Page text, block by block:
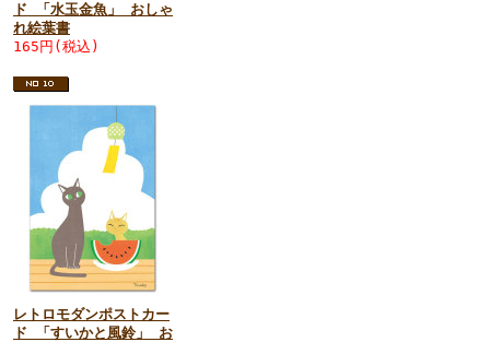
ド 「水玉金魚」 おしゃ
れ絵葉書
165円(税込)
レトロモダンポストカー
ド 「すいかと風鈴」 お